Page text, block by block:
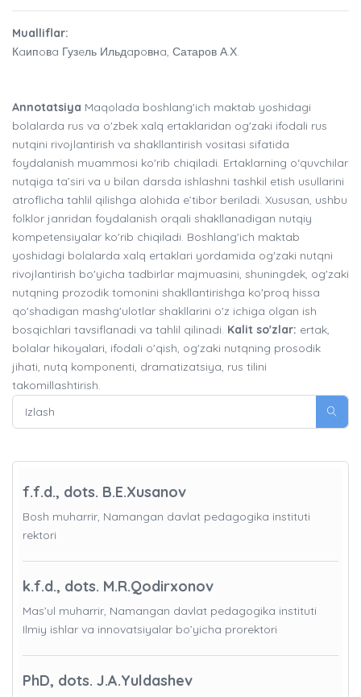
Mualliflar:
Кaипoвa Гузeль Ильдaрoвнa, Сатаров А.Х.
Annotatsiya Maqolada boshlang'ich maktab yoshidagi
bolalarda rus va o'zbek xalq ertaklaridan og'zaki ifodali rus
nutqini rivojlantirish va shakllantirish vositasi sifatida
foydalanish muammosi ko'rib chiqiladi. Ertaklarning o‘quvchilar
nutqiga ta’siri va u bilan darsda ishlashni tashkil etish usullarini
atroflicha tahlil qilishga alohida e’tibor beriladi. Xususan, ushbu
folklor janridan foydalanish orqali shakllanadigan nutqiy
kompetensiyalar ko'rib chiqiladi. Boshlang'ich maktab
yoshidagi bolalarda xalq ertaklari yordamida og'zaki nutqni
rivojlantirish bo'yicha tadbirlar majmuasini, shuningdek, og'zaki
nutqning prozodik tomonini shakllantirishga ko'proq hissa
qo'shadigan mashg'ulotlar shakllarini o'z ichiga olgan ish
bosqichlari tavsiflanadi va tahlil qilinadi. Kalit so'zlar: ertak,
bolalar hikoyalari, ifodali o'qish, og'zaki nutqning prosodik
jihati, nutq komponenti, dramatizatsiya, rus tilini
takomillashtirish.
f.f.d., dots. B.E.Xusanov
Bosh muharrir, Namangan davlat pedagogika instituti
rektori
k.f.d., dots. M.R.Qodirxonov
Mas’ul muharrir, Namangan davlat pedagogika instituti
Ilmiy ishlar va innovatsiyalar bo’yicha prorektori
PhD, dots. J.A.Yuldashev